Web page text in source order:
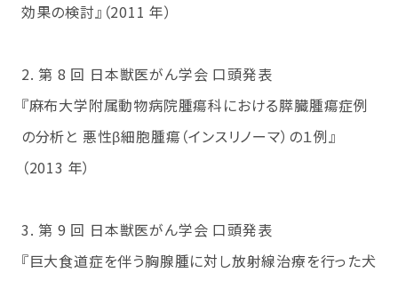
効果の検討』（2011 年）
2. 第 8 回 日本獣医がん学会 口頭発表
『麻布大学附属動物病院腫瘍科における膵臓腫瘍症例
の分析と 悪性β細胞腫瘍（インスリノーマ）の１例』
（2013 年）
3. 第 9 回 日本獣医がん学会 口頭発表
『巨大食道症を伴う胸腺腫に対し放射線治療を行った犬